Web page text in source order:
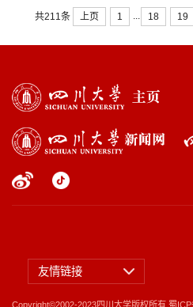
大学作为综合性大学
作用，根据学校有关
共211条 上页 1 ... 18 19
友情链接
Copyright©2002-2023四川大学版权所有 蜀